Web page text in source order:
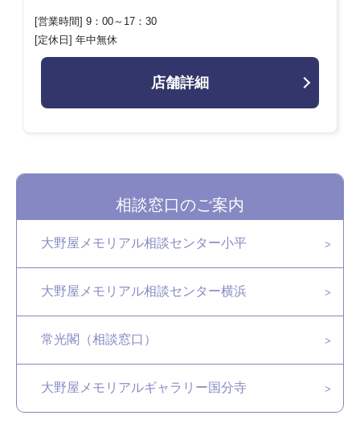
[営業時間] 9：00～17：30
[定休日] 年中無休
店舗詳細
相談窓口のご案内
大野屋メモリアル相談センター小平
大野屋メモリアル相談センター横浜
常光閣（相談窓口）
大野屋メモリアルギャラリー国分寺